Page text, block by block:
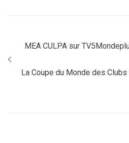
MEA CULPA sur
La Coupe du Monde des